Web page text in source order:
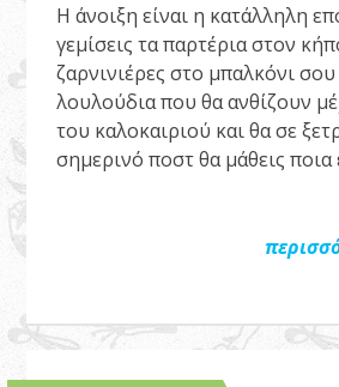
Η άνοιξη είναι η κατάλληλη
γεμίσεις τα παρτέρια στον
ζαρνινιέρες στο μπαλκόνι
λουλούδια που θα ανθίζουν
του καλοκαιριού και θα σε
σημερινό ποστ θα μάθεις ποια